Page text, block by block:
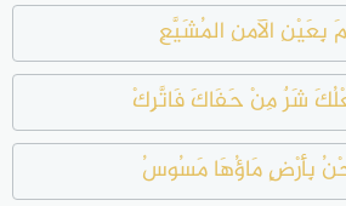
بِعَيْنِ الآمنِ المُشَيَّعِ
شَرٌ مِنْ حَفَاكَ فَاتَّرِكْ
بِأَرْضٍ مَاؤُهَا مَسُوسُ